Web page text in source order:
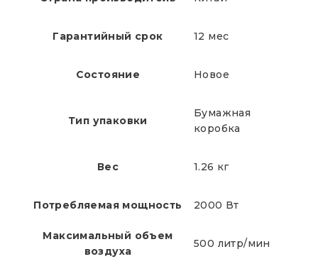
Гарантийный срок 12 мес
Состояние Новое
Тип упаковки
Бумажная
коробка
Вес 1.26 кг
Потребляемая мощность 2000 Вт
Максимальный объем
воздуха
500 литр/мин